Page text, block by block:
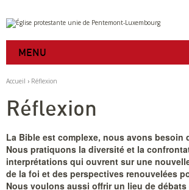
Aller
au
contenu.
à
navigation
Outils
personnels
MENU
Accueil › Réflexion
Réflexion
La Bible est complexe, nous avons besoin
Nous pratiquons la diversité et la
interprétations qui ouvrent sur une
de la foi et des perspectives renouvelées
Nous voulons aussi offrir un lieu de